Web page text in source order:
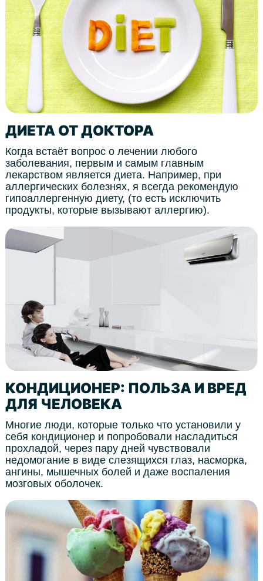
ДИЕТА ОТ ДОКТОРА
Когда встаёт вопрос о лечении любого
заболевания, первым и самым главным
лекарством является диета. Например, при
аллергических болезнях, я всегда рекомендую
гипоаллергенную диету, (то есть исключить
продукты, которые вызывают аллергию).
КОНДИЦИОНЕР: ПОЛЬЗА И ВРЕД
ДЛЯ ЧЕЛОВЕКА
Многие люди, которые только что установили у
себя кондиционер и попробовали насладиться
прохладой, через пару дней чувствовали
недомогание в виде слезящихся глаз, насморка,
ангины, мышечных болей и даже воспаления
мозговых оболочек.